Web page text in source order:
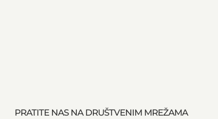
PRATITE NAS NA DRUŠTVENIM MREŽAMA